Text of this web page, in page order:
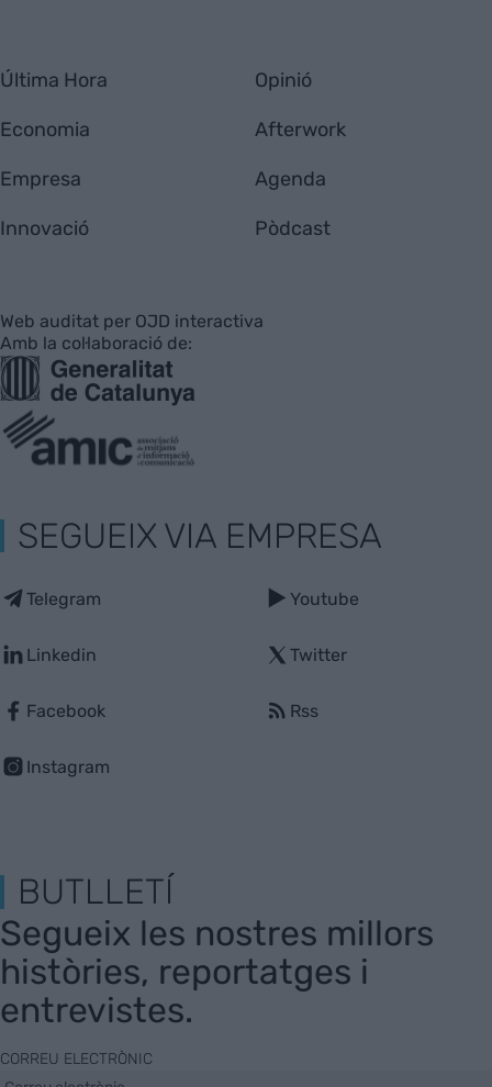
Última Hora
Economia
Empresa
Innovació
Opinió
Afterwork
Agenda
Pòdcast
Web auditat per OJD interactiva
Amb la col·laboració de:
SEGUEIX VIA EMPRESA
Telegram
Linkedin
Facebook
Instagram
Youtube
Twitter
Rss
BUTLLETÍ
Segueix les nostres millors
històries, reportatges i
entrevistes.
CORREU ELECTRÒNIC